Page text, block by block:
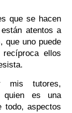
que se hacen
atentos a
que uno puede
ellos
mis tutores,
quien es una
todo, aspectos